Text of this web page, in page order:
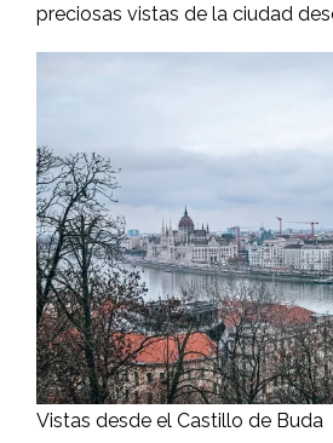
preciosas vistas de la ciudad
Vistas desde el Castillo de Buda